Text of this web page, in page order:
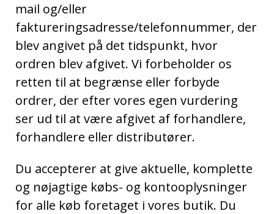
mail og/eller
faktureringsadresse/telefonnummer, der
blev angivet på det tidspunkt, hvor
ordren blev afgivet. Vi forbeholder os
retten til at begrænse eller forbyde
ordrer, der efter vores egen vurdering
ser ud til at være afgivet af forhandlere,
forhandlere eller distributører.
Du accepterer at give aktuelle, komplette
og nøjagtige købs- og kontooplysninger
for alle køb foretaget i vores butik. Du